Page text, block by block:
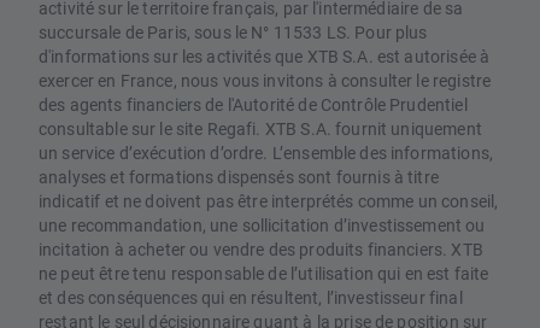
activité sur le territoire français, par l'intermédiaire de sa
succursale de Paris, sous le N° 11533 LS. Pour plus
d'informations sur les activités que XTB S.A. est autorisée à
exercer en France, nous vous invitons à consulter le registre
des agents financiers de l'Autorité de Contrôle Prudentiel
consultable sur le site Regafi. XTB S.A. fournit uniquement
un service d’exécution d’ordre. L’ensemble des informations,
analyses et formations dispensés sont fournis à titre
indicatif et ne doivent pas être interprétés comme un conseil,
une recommandation, une sollicitation d’investissement ou
incitation à acheter ou vendre des produits financiers. XTB
ne peut être tenu responsable de l’utilisation qui en est faite
et des conséquences qui en résultent, l’investisseur final
restant le seul décisionnaire quant à la prise de position sur